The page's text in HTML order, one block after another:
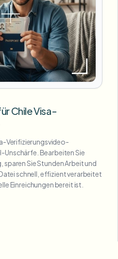
Chile Visa-
Verifizierungsvideo-
Unschärfe. Bearbeiten Sie
sparen Sie Stunden Arbeit und
schnell, effizient verarbeitet
Einreichungen bereit ist.